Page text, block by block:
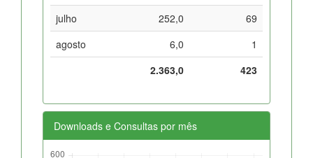
julho
252,0
69
agosto
6,0
1
2.363,0
423
Downloads e Consultas por mês